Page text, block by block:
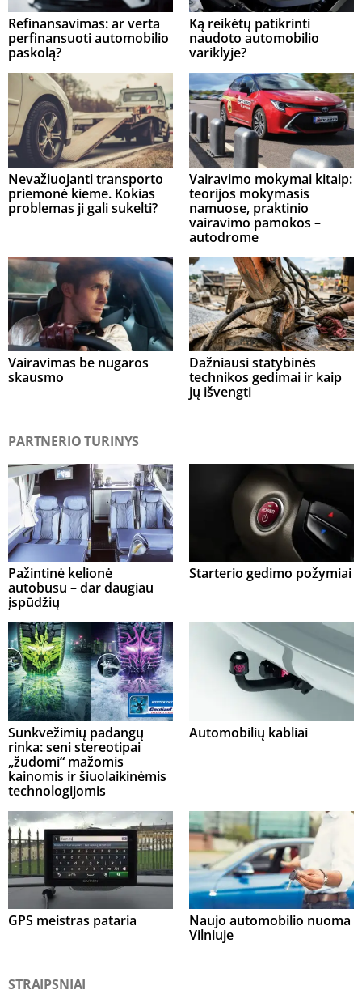
Refinansavimas: ar verta
perfinansuoti automobilio
paskolą?
Ką reikėtų patikrinti
naudoto automobilio
variklyje?
Nevažiuojanti transporto
priemonė kieme. Kokias
problemas ji gali sukelti?
Vairavimo mokymai kitaip:
teorijos mokymasis
namuose, praktinio
vairavimo pamokos –
autodrome
Vairavimas be nugaros
skausmo
Dažniausi statybinės
technikos gedimai ir kaip
jų išvengti
PARTNERIO TURINYS
Pažintinė kelionė
autobusu – dar daugiau
įspūdžių
Starterio gedimo požymiai
Sunkvežimių padangų
rinka: seni stereotipai
„žudomi“ mažomis
kainomis ir šiuolaikinėmis
technologijomis
Automobilių kabliai
GPS meistras pataria
Naujo automobilio nuoma
Vilniuje
STRAIPSNIAI